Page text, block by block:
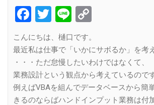
Facebook
Twitter
Line
こんにちは、樋口です。
最近私は仕事で「いかにサボるか」を考
・・・ただ怠慢したいわけではなくて、
業務設計という観点から考えているのです
例えばVBAを組んでデータベースから簡
きるのならばハンドインプット業務は付